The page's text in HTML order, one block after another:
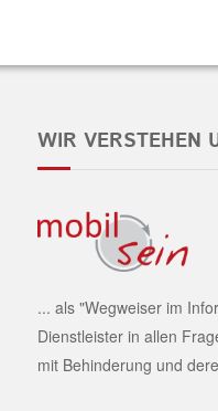
WIR VERSTEHEN
... als "Wegweiser im
Dienstleister in allen
mit Behinderung und